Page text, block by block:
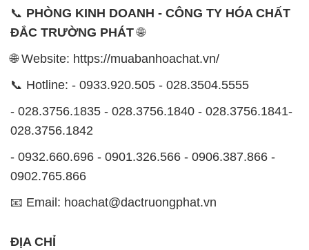
📞 PHÒNG KINH DOANH - CÔNG TY HÓA CHẤT
ĐẮC TRƯỜNG PHÁT🌐
🌐 Website: https://muabanhoachat.vn/
📞 Hotline: - 0933.920.505 - 028.3504.5555
- 028.3756.1835 - 028.3756.1840 - 028.3756.1841-
028.3756.1842
- 0932.660.696 - 0901.326.566 - 0906.387.866 -
0902.765.866
📧 Email: hoachat@dactruongphat.vn
ĐỊA CHỈ